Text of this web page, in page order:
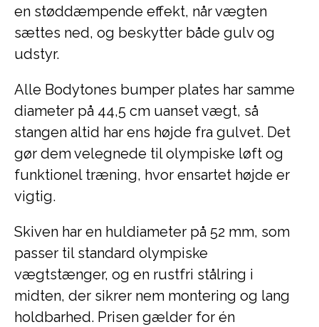
en støddæmpende effekt, når vægten
sættes ned, og beskytter både gulv og
udstyr.
Alle Bodytones bumper plates har samme
diameter på 44,5 cm uanset vægt, så
stangen altid har ens højde fra gulvet. Det
gør dem velegnede til olympiske løft og
funktionel træning, hvor ensartet højde er
vigtig.
Skiven har en huldiameter på 52 mm, som
passer til standard olympiske
vægtstænger, og en rustfri stålring i
midten, der sikrer nem montering og lang
holdbarhed. Prisen gælder for én